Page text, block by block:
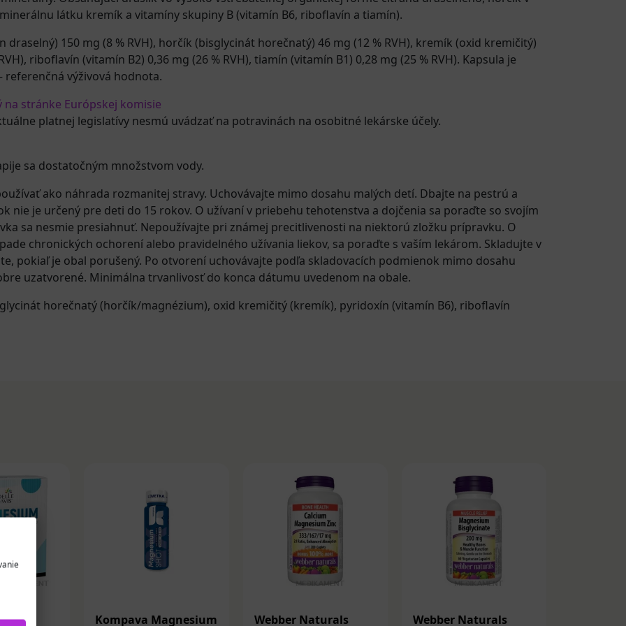
látku kremík a vitamíny skupiny B (vitamín B6, riboflavín a tiamín).
150 mg (8 % RVH), horčík (bisglycinát horečnatý) 46 mg (12 % RVH), kremík (oxid kremičitý)
riboflavín (vitamín B2) 0,36 mg (26 % RVH), tiamín (vitamín B1) 0,28 mg (25 % RVH). Kapsula je
referenčná výživová hodnota.
stránke Európskej komisie
platnej legislatívy nesmú uvádzať na potravinách na osobitné lekárske účely.
sa dostatočným množstvom vody.
ako náhrada rozmanitej stravy. Uchovávajte mimo dosahu malých detí. Dbajte na pestrú a
nie je určený pre deti do 15 rokov. O užívaní v priebehu tehotenstva a dojčenia sa poraďte so svojím
sa nesmie presiahnuť. Nepoužívajte pri známej precitlivenosti na niektorú zložku prípravku. O
chronických ochorení alebo pravidelného užívania liekov, sa poraďte s vaším lekárom. Skladujte v
pokiaľ je obal porušený. Po otvorení uchovávajte podľa skladovacích podmienok mimo dosahu
uzatvorené. Minimálna trvanlivosť do konca dátumu uvedenom na obale.
horečnatý (horčík/magnézium), oxid kremičitý (kremík), pyridoxín (vitamín B6), riboflavín
Kompava Magnesium
Webber Naturals
Webber Naturals